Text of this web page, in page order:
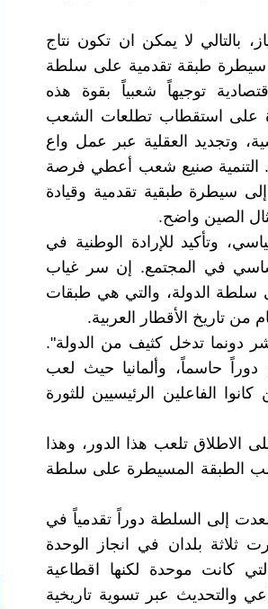
بالتالي لا يمكن ان تكون نتاج
هو سيطرة طبقة تقدمية على سلطة
توجيهاً شعبياً بقوة هذه
على استقطاب تطلعات الشعب
وتجديد العقلية عبر عمل واع
التنمية صنيع شعب أعطي فرصة
سيطرة طبقية تقدمية وقيادة
الصين واضح.
وتأكيد للإرادة الوطنية في
في المجتمع. إن سر غياب
سلطة الدولة، والتي هي طبقات
من تاريخ الأقطار العربية.
دونما تدخل كثيف من الدولة".
حاسماً، وألمانيا حيث لعب
الفاعلين الرئيسيين للثورة
الاطلاق تلعب هذا الدور، وهذا
الطبقة المسيطرة على سلطة
إلى السلطة دوراً تقدمياً في
ثلاثة بلدان في انجاز الوحدة
التي كانت موحدة لكنها اقطاعية
والتحديث عبر تسوية تاريخية